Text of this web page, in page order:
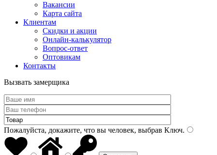
Вакансии
Карта сайта
Клиентам
Скидки и акции
Онлайн-калькулятор
Вопрос-ответ
Оптовикам
Контакты
Вызвать замерщика
Пожалуйста, докажите, что вы человек, выбрав Ключ.